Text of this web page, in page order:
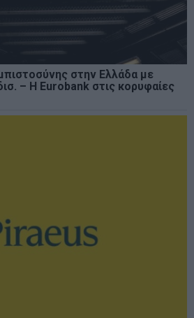
στην Ελλάδα με
– Η Eurobank στις κορυφαίες